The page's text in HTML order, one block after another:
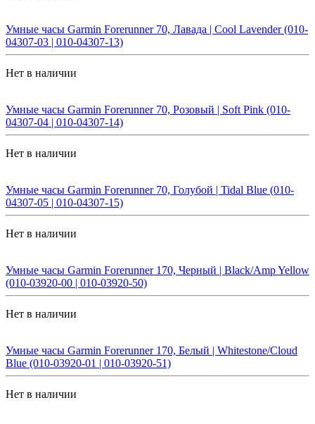
Умные часы Garmin Forerunner 70, Лавада | Cool Lavender (010-
04307-03 | 010-04307-13)
Нет в наличии
Умные часы Garmin Forerunner 70, Розовый | Soft Pink (010-
04307-04 | 010-04307-14)
Нет в наличии
Умные часы Garmin Forerunner 70, Голубой | Tidal Blue (010-
04307-05 | 010-04307-15)
Нет в наличии
Умные часы Garmin Forerunner 170, Черный | Black/Amp Yellow
(010-03920-00 | 010-03920-50)
Нет в наличии
Умные часы Garmin Forerunner 170, Белый | Whitestone/Cloud
Blue (010-03920-01 | 010-03920-51)
Нет в наличии